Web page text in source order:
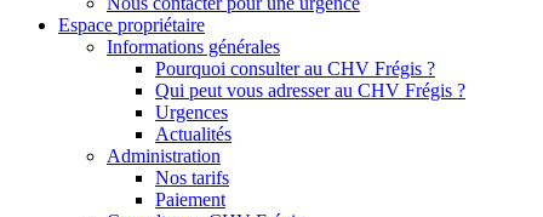
Espace propriétaire
Informations générales
Pourquoi consulter au CHV Frégis ?
Qui peut vous adresser au CHV Frégis ?
Urgences
Actualités
Administration
Nos tarifs
Paiement